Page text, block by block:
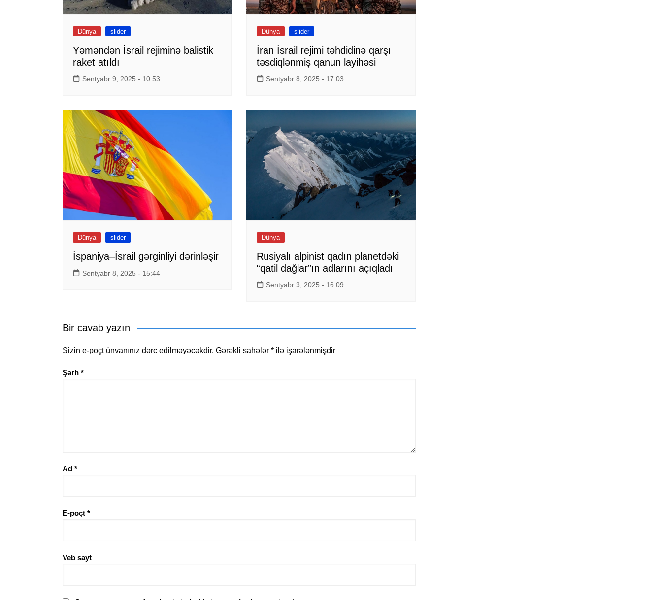
Dünya slider
Yəməndən İsrail rejiminə balistik
raket atıldı
Sentyabr 9, 2025 - 10:53
Dünya slider
İran İsrail rejimi təhdidinə qarşı
təsdiqlənmiş qanun layihəsi
Sentyabr 8, 2025 - 17:03
Dünya slider
İspaniya–İsrail gərginliyi dərinləşir
Sentyabr 8, 2025 - 15:44
Dünya
Rusiyalı alpinist qadın planetdəki
“qatil dağlar”ın adlarını açıqladı
Sentyabr 3, 2025 - 16:09
Bir cavab yazın
Sizin e-poçt ünvanınız dərc edilməyəcəkdir. Gərəkli sahələr * ilə işarələnmişdir
Şərh *
Ad *
E-poçt *
Veb sayt